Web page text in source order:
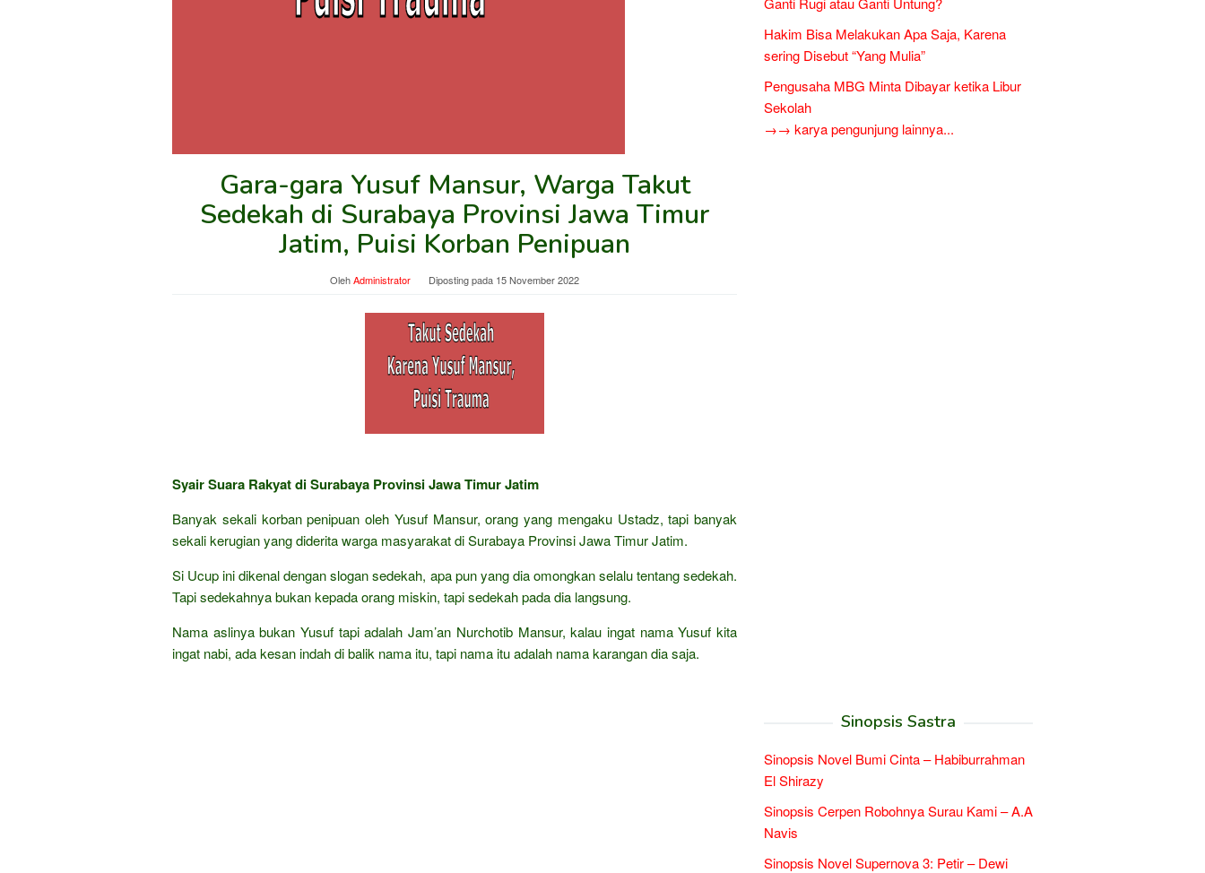
Gara-gara Yusuf Mansur, Warga Takut
Sedekah di Surabaya Provinsi Jawa Timur
Jatim, Puisi Korban Penipuan
OlehAdministrator Diposting pada 15 November 2022
Syair Suara Rakyat di Surabaya Provinsi Jawa Timur Jatim
Banyak sekali korban penipuan oleh Yusuf Mansur, orang yang mengaku Ustadz, tapi banyak
sekali kerugian yang diderita warga masyarakat di Surabaya Provinsi Jawa Timur Jatim.
Si Ucup ini dikenal dengan slogan sedekah, apa pun yang dia omongkan selalu tentang sedekah.
Tapi sedekahnya bukan kepada orang miskin, tapi sedekah pada dia langsung.
Nama aslinya bukan Yusuf tapi adalah Jam’an Nurchotib Mansur, kalau ingat nama Yusuf kita
ingat nabi, ada kesan indah di balik nama itu, tapi nama itu adalah nama karangan dia saja.
Hakim Bisa Melakukan Apa Saja, Karena
sering Disebut “Yang Mulia”
Pengusaha MBG Minta Dibayar ketika Libur
Sekolah
→→ karya pengunjung lainnya...
Sinopsis Sastra
Sinopsis Novel Bumi Cinta – Habiburrahman
El Shirazy
Sinopsis Cerpen Robohnya Surau Kami – A.A
Navis
Sinopsis Novel Supernova 3: Petir – Dewi